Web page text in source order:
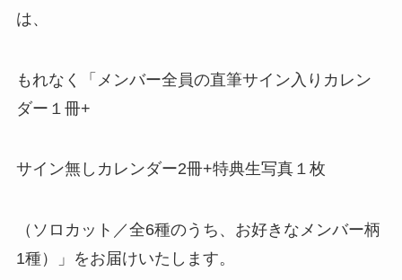
は、
もれなく「メンバー全員の直筆サイン入りカレン
ダー１冊+
サイン無しカレンダー2冊+特典生写真１枚
（ソロカット／全6種のうち、お好きなメンバー柄
1種）」をお届けいたします。